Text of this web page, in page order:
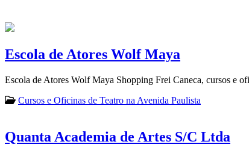
Escola de Atores Wolf Maya
Escola de Atores Wolf Maya Shopping Frei Caneca, cursos e
Cursos e Oficinas de Teatro na Avenida Paulista
Quanta Academia de Artes S/C Ltda